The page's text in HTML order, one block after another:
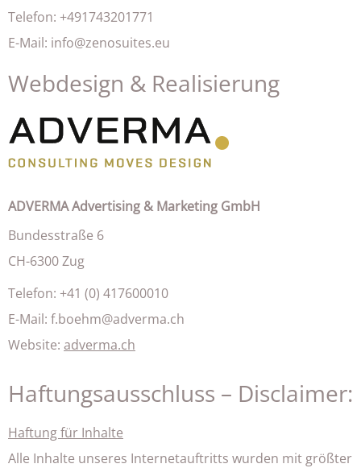
Telefon: +491743201771
E-Mail: info@zenosuites.eu
Webdesign & Realisierung
ADVERMA Advertising & Marketing GmbH
Bundesstraße 6
CH-6300 Zug
Telefon: +41 (0) 417600010
E-Mail: f.boehm@adverma.ch
Website: adverma.ch
Haftungsausschluss – Disclaimer:
Haftung für Inhalte
Alle Inhalte unseres Internetauftritts wurden mit größter